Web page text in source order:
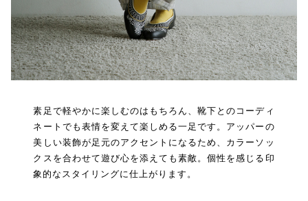
素足で軽やかに楽しむのはもちろん、靴下とのコーディ
ネートでも表情を変えて楽しめる一足です。アッパーの
美しい装飾が足元のアクセントになるため、カラーソッ
クスを合わせて遊び心を添えても素敵。個性を感じる印
象的なスタイリングに仕上がります。